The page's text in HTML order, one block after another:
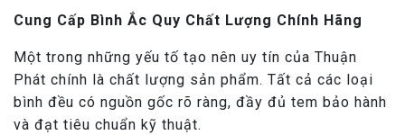
Cung Cấp Bình Ắc Quy Chất Lượng Chính Hãng
Một trong những yếu tố tạo nên uy tín của Thuận
Phát chính là chất lượng sản phẩm. Tất cả các loại
bình đều có nguồn gốc rõ ràng, đầy đủ tem bảo hành
và đạt tiêu chuẩn kỹ thuật.